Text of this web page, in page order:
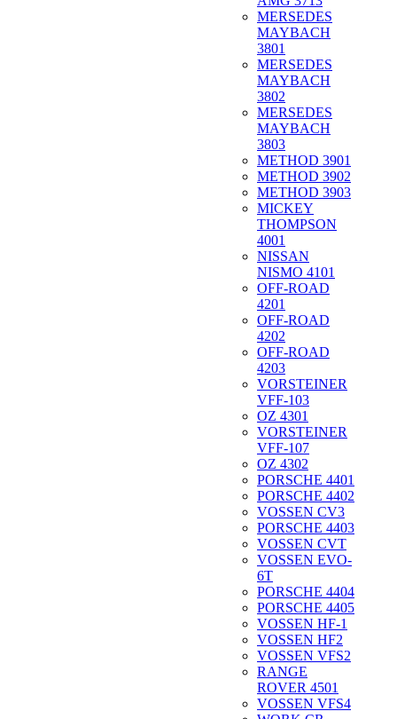
MERSEDES
MAYBACH
3801
MERSEDES
MAYBACH
3802
MERSEDES
MAYBACH
3803
METHOD 3901
METHOD 3902
METHOD 3903
MICKEY
THOMPSON
4001
NISSAN
NISMO 4101
OFF-ROAD
4201
OFF-ROAD
4202
OFF-ROAD
4203
VORSTEINER
VFF-103
OZ 4301
VORSTEINER
VFF-107
OZ 4302
PORSCHE 4401
PORSCHE 4402
VOSSEN CV3
PORSCHE 4403
VOSSEN CVT
VOSSEN EVO-
6T
PORSCHE 4404
PORSCHE 4405
VOSSEN HF-1
VOSSEN HF2
VOSSEN VFS2
RANGE
ROVER 4501
VOSSEN VFS4